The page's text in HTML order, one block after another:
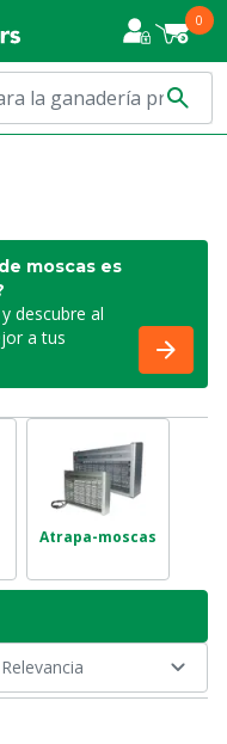
0
moscas es
descubre al
a tus
Atrapa-moscas
Relevancia